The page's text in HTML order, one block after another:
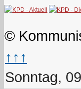
©
↑↑↑
Sonntag,